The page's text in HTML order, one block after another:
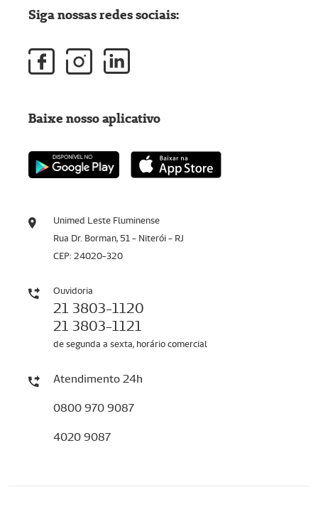
Unimed Leste Fluminense
Rua Dr. Borman, 51 - Niterói - RJ
CEP: 24020-320
Ouvidoria
21 3803-1120
21 3803-1121
de segunda a sexta, horário comercial
Atendimento 24h
0800 970 9087
4020 9087
Siga nossas redes sociais:
Baixe nosso aplicativo